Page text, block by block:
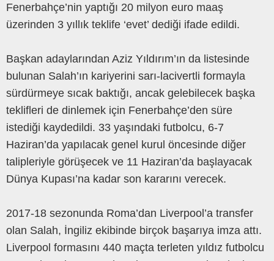
Fenerbahçe’nin yaptığı 20 milyon euro maaş
üzerinden 3 yıllık teklife ‘evet’ dediği ifade edildi.
Başkan adaylarından Aziz Yıldırım’ın da listesinde
bulunan Salah’ın kariyerini sarı-lacivertli formayla
sürdürmeye sıcak baktığı, ancak gelebilecek başka
teklifleri de dinlemek için Fenerbahçe’den süre
istediği kaydedildi. 33 yaşındaki futbolcu, 6-7
Haziran’da yapılacak genel kurul öncesinde diğer
talipleriyle görüşecek ve 11 Haziran’da başlayacak
Dünya Kupası’na kadar son kararını verecek.
2017-18 sezonunda Roma’dan Liverpool’a transfer
olan Salah, İngiliz ekibinde birçok başarıya imza attı.
Liverpool formasını 440 maçta terleten yıldız futbolcu